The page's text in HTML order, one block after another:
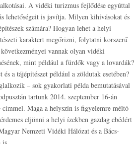
A vidéki turizmus fejlődése egyúttal
lehetőségeit is javítja. Milyen kihívásokat és
számára? Hogyan lehet a helyi
karaktert megőrizni, folytatni korszerű
vannak olyan vidéki
mint például a fürdők vagy a lovardák?
a tájépítészet például a zöldutak esetében?
– sok gyakorlati példa bemutatásával
tartunk 2014. szeptember 16-án
címmel. Maga a helyszín is figyelemre méltó
eljönni a helyi ízekben gazdag ebédért
Nemzeti Vidéki Hálózat és a Bács-